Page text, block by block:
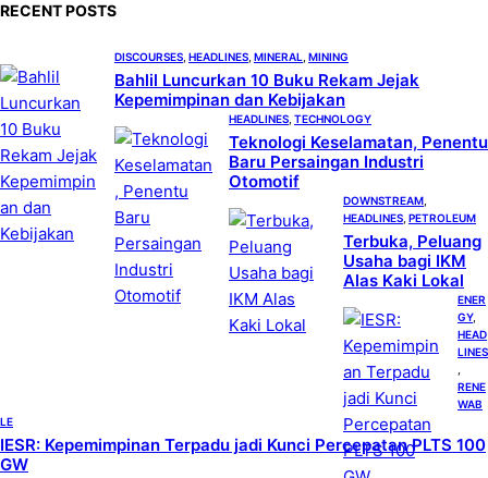
RECENT POSTS
DISCOURSES HEADLINES MINERAL MINING
Bahlil Luncurkan 10 Buku Rekam Jejak
Kepemimpinan dan Kebijakan
HEADLINES TECHNOLOGY
Teknologi Keselamatan, Penentu
Baru Persaingan Industri
Otomotif
DOWNSTREAM
HEADLINES PETROLEUM
Terbuka, Peluang
Usaha bagi IKM
Alas Kaki Lokal
ENER
GY
HEAD
LINES
RENE
WAB
LE
IESR: Kepemimpinan Terpadu jadi Kunci Percepatan PLTS 100
GW